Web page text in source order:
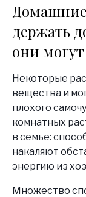
Домашние
держать
они
Некоторые
вещества и
плохого
комнатных
в семье:
накаляют
энергию из
Множество